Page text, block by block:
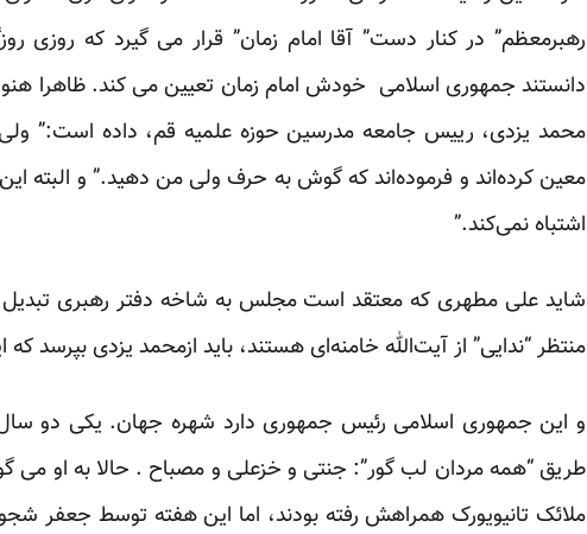
رهبرمعظم” در کنار دست” آقا امام زمان” قرار می گیرد که روزی
دانستند جمهوری اسلامی خودش امام زمان تعیین می کند. ظاهرا هنوز
محمد یزدی، رییس جامعه مدرسین حوزه علمیه قم، داده است:”
معین کرده‌اند و فرموده‌اند که گوش به حرف ولی من دهید.” و
اشتباه نمی‌کند.”
شاید علی مطهری که معتقد است مجلس به شاخه دفتر رهبری
منتظر “ندایی‌” از آیت‌الله خامنه‌ای هستند، باید ازمحمد یزدی بپرسد
و این جمهوری اسلامی رئیس جمهوری دارد شهره جهان. یکی دو سال
طریق “همه مردان لب گور”: جنتی و خزعلی و مصباح . حالا به او می
ملائک تانیویورک همراهش رفته بودند، اما این هفته توسط جعفر